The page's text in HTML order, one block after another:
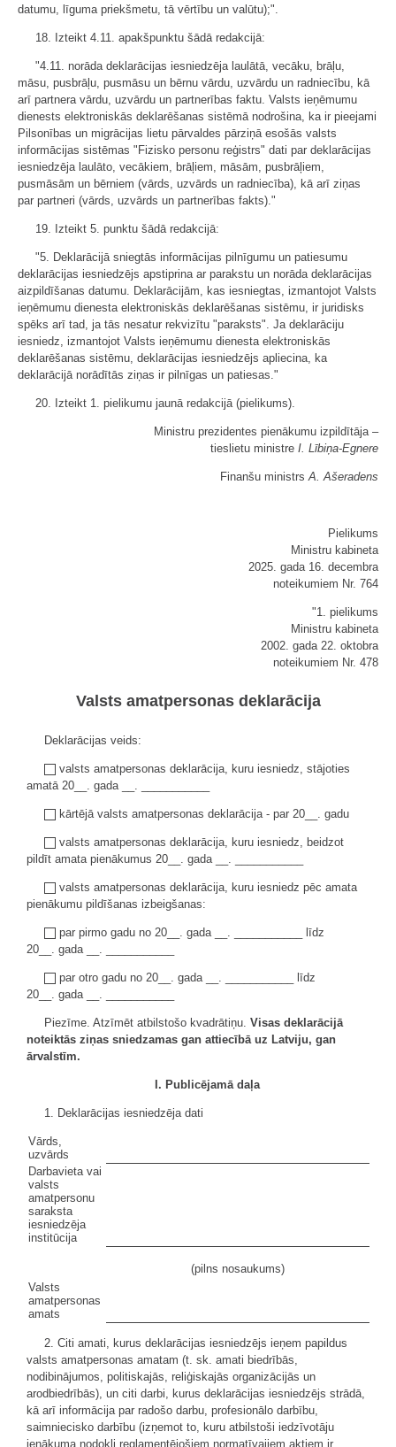
datumu, līguma priekšmetu, tā vērtību un valūtu);".
18. Izteikt 4.11. apakšpunktu šādā redakcijā:
"4.11. norāda deklarācijas iesniedzēja laulātā, vecāku, brāļu,
māsu, pusbrāļu, pusmāsu un bērnu vārdu, uzvārdu un radniecību, kā
arī partnera vārdu, uzvārdu un partnerības faktu. Valsts ieņēmumu
dienests elektroniskās deklarēšanas sistēmā nodrošina, ka ir pieejami
Pilsonības un migrācijas lietu pārvaldes pārziņā esošās valsts
informācijas sistēmas "Fizisko personu reģistrs" dati par deklarācijas
iesniedzēja laulāto, vecākiem, brāļiem, māsām, pusbrāļiem,
pusmāsām un bērniem (vārds, uzvārds un radniecība), kā arī ziņas
par partneri (vārds, uzvārds un partnerības fakts)."
19. Izteikt 5. punktu šādā redakcijā:
"5. Deklarācijā sniegtās informācijas pilnīgumu un patiesumu
deklarācijas iesniedzējs apstiprina ar parakstu un norāda deklarācijas
aizpildīšanas datumu. Deklarācijām, kas iesniegtas, izmantojot Valsts
ieņēmumu dienesta elektroniskās deklarēšanas sistēmu, ir juridisks
spēks arī tad, ja tās nesatur rekvizītu "paraksts". Ja deklarāciju
iesniedz, izmantojot Valsts ieņēmumu dienesta elektroniskās
deklarēšanas sistēmu, deklarācijas iesniedzējs apliecina, ka
deklarācijā norādītās ziņas ir pilnīgas un patiesas."
20. Izteikt 1. pielikumu jaunā redakcijā (pielikums).
Ministru prezidentes pienākumu izpildītāja ‒
tieslietu ministre I. Lībiņa-Egnere
Finanšu ministrs A. Ašeradens
Pielikums
Ministru kabineta
2025. gada 16. decembra
noteikumiem Nr. 764
"1. pielikums
Ministru kabineta
2002. gada 22. oktobra
noteikumiem Nr. 478
Valsts amatpersonas deklarācija
Deklarācijas veids:
valsts amatpersonas deklarācija, kuru iesniedz, stājoties
amatā 20__. gada __. ___________
kārtējā valsts amatpersonas deklarācija - par 20__. gadu
valsts amatpersonas deklarācija, kuru iesniedz, beidzot
pildīt amata pienākumus 20__. gada __. ___________
valsts amatpersonas deklarācija, kuru iesniedz pēc amata
pienākumu pildīšanas izbeigšanas:
par pirmo gadu no 20__. gada __. ___________ līdz
20__. gada __. ___________
par otro gadu no 20__. gada __. ___________ līdz
20__. gada __. ___________
Piezīme. Atzīmēt atbilstošo kvadrātiņu. Visas deklarācijā
noteiktās ziņas sniedzamas gan attiecībā uz Latviju, gan
ārvalstīm.
I. Publicējamā daļa
1. Deklarācijas iesniedzēja dati
Vārds,
uzvārds
Darbavieta vai
valsts
amatpersonu
saraksta
iesniedzēja
institūcija
(pilns nosaukums)
Valsts
amatpersonas
amats
2. Citi amati, kurus deklarācijas iesniedzējs ieņem papildus
valsts amatpersonas amatam (t. sk. amati biedrībās,
nodibinājumos, politiskajās, reliģiskajās organizācijās un
arodbiedrībās), un citi darbi, kurus deklarācijas iesniedzējs strādā,
kā arī informācija par radošo darbu, profesionālo darbību,
saimniecisko darbību (izņemot to, kuru atbilstoši iedzīvotāju
ienākuma nodokli reglamentējošiem normatīvajiem aktiem ir